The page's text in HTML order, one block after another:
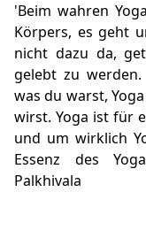
'Beim wahren
Körpers, es geht
nicht dazu da,
gelebt zu
was du warst,
wirst. Yoga ist für
und um wirklich
Essenz des
Palkhivala